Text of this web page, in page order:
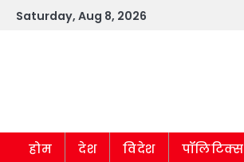
SkipSaturday, Aug 8, 2026
होम देश विदेश पॉलिटिक्स